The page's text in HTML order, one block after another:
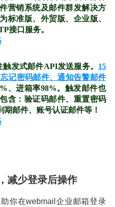
营销系统及邮件群发解决方
标准版、外贸版、企业版、
接口服务。
触发式邮件API发送服务。 15
记密码邮件、通知告警邮件
、进箱率98%。触发邮件也
含：验证码邮件、重置密码
邮件、账号认证邮件等！
减少登录后操作
你在webmail企业邮箱登录